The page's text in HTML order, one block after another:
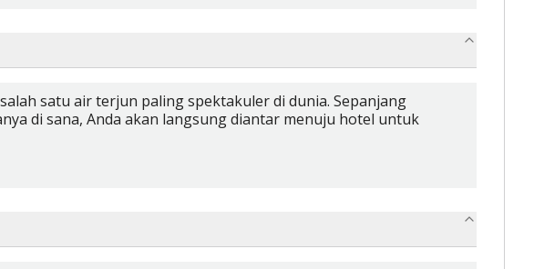
satu air terjun paling spektakuler di dunia. Sepanjang
di sana, Anda akan langsung diantar menuju hotel untuk